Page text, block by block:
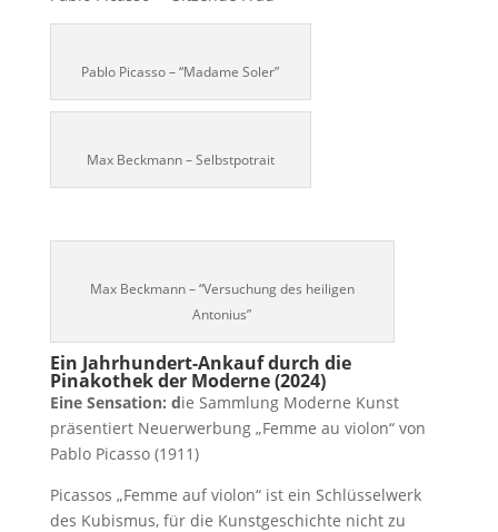
Pablo Picasso – “Madame Soler”
Max Beckmann – Selbstpotrait
Max Beckmann – “Versuchung des heiligen
Antonius”
Ein Jahrhundert-Ankauf durch die
Pinakothek der Moderne (2024)
Eine Sensation: die Sammlung Moderne Kunst
präsentiert Neuerwerbung „Femme au violon“ von
Pablo Picasso (1911)
Picassos „Femme auf violon“ ist ein Schlüsselwerk
des Kubismus, für die Kunstgeschichte nicht zu